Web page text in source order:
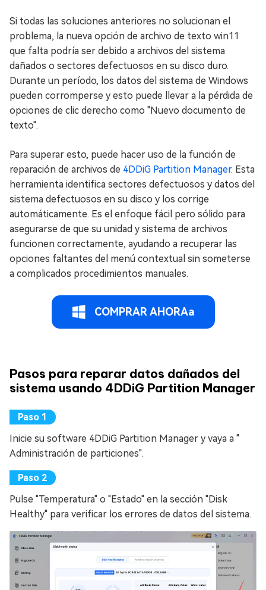
Si todas las soluciones anteriores no solucionan el
problema, la nueva opción de archivo de texto win11
que falta podría ser debido a archivos del sistema
dañados o sectores defectuosos en su disco duro.
Durante un período, los datos del sistema de Windows
pueden corromperse y esto puede llevar a la pérdida de
opciones de clic derecho como "Nuevo documento de
texto".
Para superar esto, puede hacer uso de la función de
reparación de archivos de 4DDiG Partition Manager. Esta
herramienta identifica sectores defectuosos y datos del
sistema defectuosos en su disco y los corrige
automáticamente. Es el enfoque fácil pero sólido para
asegurarse de que su unidad y sistema de archivos
funcionen correctamente, ayudando a recuperar las
opciones faltantes del menú contextual sin someterse
a complicados procedimientos manuales.
COMPRAR AHORAa
Pasos para reparar datos dañados del
sistema usando 4DDiG Partition Manager
Inicie su software 4DDiG Partition Manager y vaya a "
Administración de particiones".
Pulse "Temperatura" o "Estado" en la sección "Disk
Healthy" para verificar los errores de datos del sistema.